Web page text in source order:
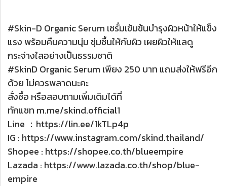
#Skin-D Organic Serum เซรั่มเข้มข้นบำรุงผิวหน้าให้แข็ง
แรง พร้อมคืนความนุ่ม ชุ่มชื้นให้กับผิว เผยผิวให้แลดู
กระจ่างใสอย่างเป็นธรรมชาติ
#SkinD Organic Serum เพียง 250 บาท แถมส่งให้ฟรีอีก
ด้วย ไม่ควรพลาดนะคะ
สั่งซื้อ หรือสอบถามเพิ่มเติมได้ที่
ทักแชท m.me/skind.official1
Line ：https://lin.ee/1kTLp4p
IG : https://www.instagram.com/skind.thailand/
Shopee : https://shopee.co.th/blueempire
Lazada : https://www.lazada.co.th/shop/blue-
empire